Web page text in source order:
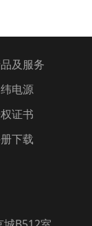
及服务
电源
证书
下载